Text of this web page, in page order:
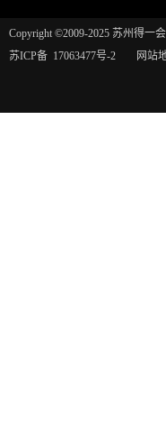
Copyright ©2009-2025 苏州得一
苏ICP备 17063477号-2
网站